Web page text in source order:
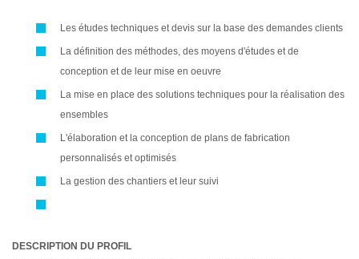
Les études techniques et devis sur la base des demandes clients
La définition des méthodes, des moyens d'études et de
conception et de leur mise en oeuvre
La mise en place des solutions techniques pour la réalisation des
ensembles
L'élaboration et la conception de plans de fabrication
personnalisés et optimisés
La gestion des chantiers et leur suivi
DESCRIPTION DU PROFIL